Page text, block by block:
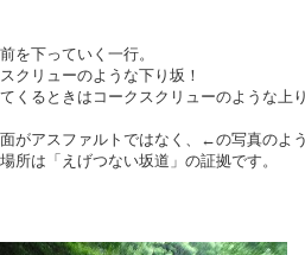
を下っていく一行。
クリューのような下り坂！
てくるときはコークスクリューのような上り
がアスファルトではなく、←の写真のよう
所は「えげつない坂道」の証拠です。